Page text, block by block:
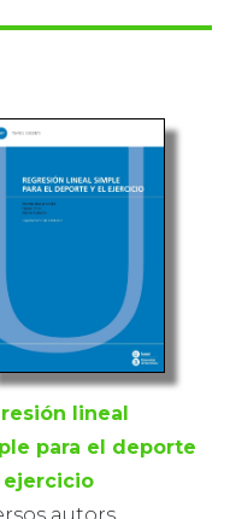
lineal
para el deporte
ejercicio